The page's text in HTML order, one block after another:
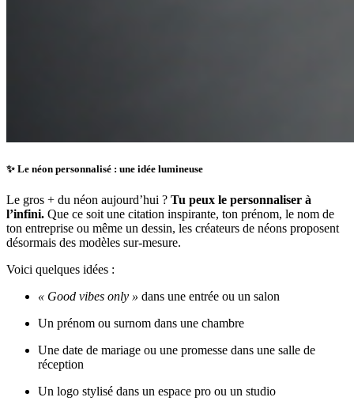
✨ Le néon personnalisé : une idée lumineuse
Le gros + du néon aujourd’hui ? Tu peux le personnaliser à
l’infini. Que ce soit une citation inspirante, ton prénom, le nom de
ton entreprise ou même un dessin, les créateurs de néons proposent
désormais des modèles sur-mesure.
Voici quelques idées :
« Good vibes only » dans une entrée ou un salon
Un prénom ou surnom dans une chambre
Une date de mariage ou une promesse dans une salle de
réception
Un logo stylisé dans un espace pro ou un studio